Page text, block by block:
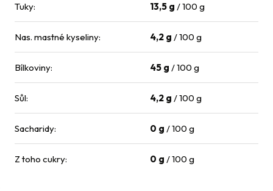
Tuky: 13,5 g / 100 g
Nas. mastné kyseliny: 4,2 g / 100 g
Bílkoviny: 45 g / 100 g
Sůl: 4,2 g / 100 g
Sacharidy: 0 g / 100 g
Z toho cukry: 0 g / 100 g